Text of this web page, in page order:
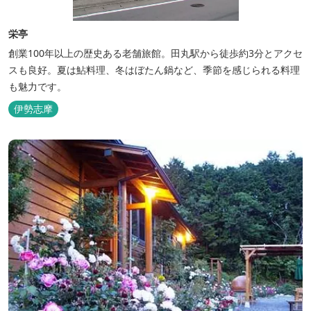
栄亭
創業100年以上の歴史ある老舗旅館。田丸駅から徒歩約3分とアクセ
スも良好。夏は鮎料理、冬はぼたん鍋など、季節を感じられる料理
も魅力です。
伊勢志摩